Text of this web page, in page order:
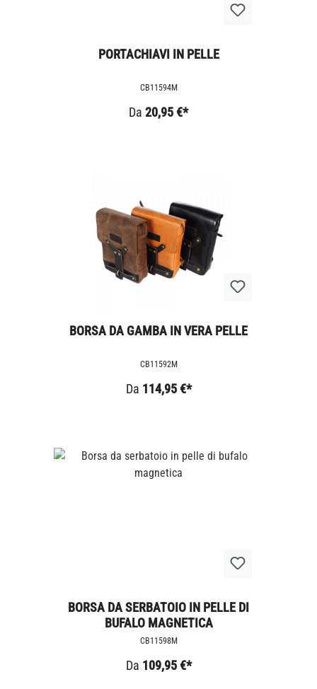
PORTACHIAVI IN PELLE
CB11594M
Da 20,95 €*
BORSA DA GAMBA IN VERA PELLE
CB11592M
Da 114,95 €*
BORSA DA SERBATOIO IN PELLE DI
BUFALO MAGNETICA
CB11598M
Da 109,95 €*